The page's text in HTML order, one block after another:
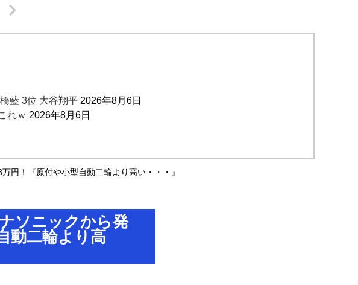
藍 3位 大谷翔平 2026年8月6日
れｗ 2026年8月6日
円！『原付や小型自動二輪より高い・・・』
ソニックから発
動二輪より高